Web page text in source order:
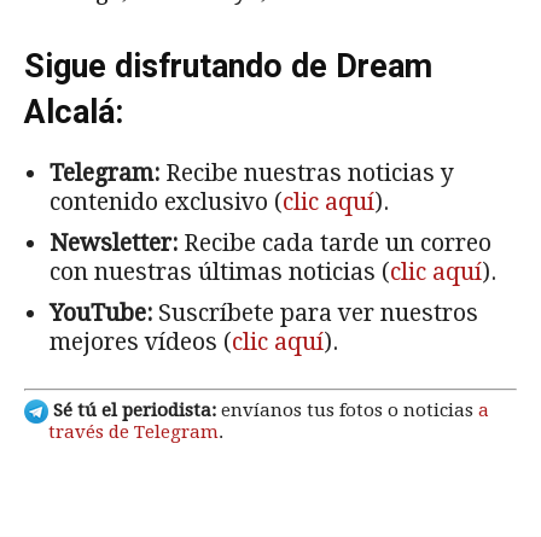
Sigue disfrutando de Dream
Alcalá:
Telegram: Recibe nuestras noticias y
contenido exclusivo (clic aquí).
Newsletter: Recibe cada tarde un correo
con nuestras últimas noticias (clic aquí).
YouTube: Suscríbete para ver nuestros
mejores vídeos (clic aquí).
Sé tú el periodista: envíanos tus fotos o noticias a
través de Telegram.